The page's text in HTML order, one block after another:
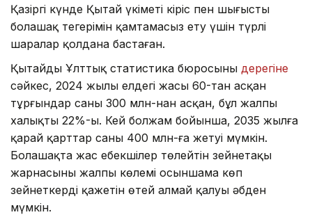
Қазіргі күнде Қытай үкіметі кіріс пен шығыстың
болашақ теңгерімін қамтамасыз ету үшін түрлі
шаралар қолдана бастаған.
Қытайдың Ұлттық статистика бюросының дерегіне
сәйкес, 2024 жылы елдегі жасы 60-тан асқан
тұрғындар саны 300 млн-нан асқан, бұл жалпы
халықтың 22%-ы. Кей болжам бойынша, 2035 жылға
қарай қарттар саны 400 млн-ға жетуі мүмкін.
Болашақта жас еңбекшілер төлейтін зейнетақы
жарнасының жалпы көлемі осыншама көп
зейнеткердің қажетін өтей алмай қалуы әбден
мүмкін.